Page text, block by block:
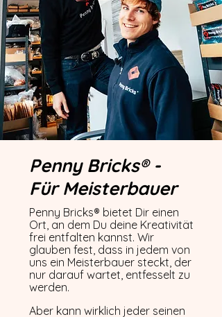
Penny Bricks® -
Für Meisterbauer
Penny Bricks® bietet Dir einen
Ort, an dem Du deine Kreativität
frei entfalten kannst. Wir
glauben fest, dass in jedem von
uns ein Meisterbauer steckt, der
nur darauf wartet, entfesselt zu
werden.
Aber kann wirklich jeder seinen